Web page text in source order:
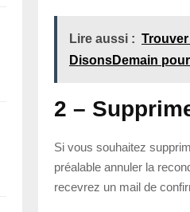
Lire aussi :
DisonsDemain
2 –
Si vous souhaitez
préalable annuler la
recevrez un mail de